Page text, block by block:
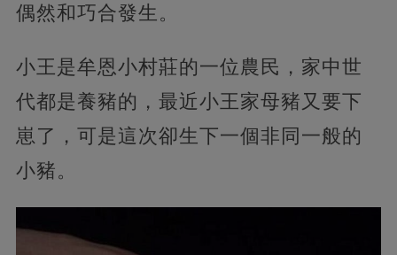
偶然和巧合發生。
小王是牟恩小村莊的一位農民，家中世
代都是養豬的，最近小王家母豬又要下
崽了，可是這次卻生下一個非同一般的
小豬。